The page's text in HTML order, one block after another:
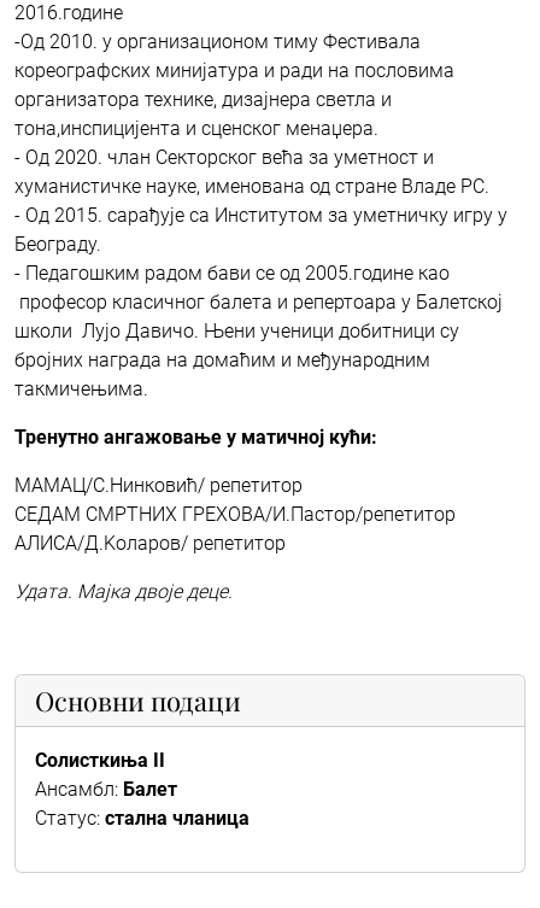
2016.године
-Од 2010. у организационом тиму Фестивала
кореографских минијатура и ради на пословима
организатора технике, дизајнера светла и
тона,инспицијента и сценског менаџера.
- Од 2020. члан Секторског већа за уметност и
хуманистичке науке, именована од стране Владе РС.
- Од 2015. сарађује са Институтом за уметничку игру у
Београду.
- Педагошким радом бави се од 2005.године као
професор класичног балета и репертоара у Балетској
школи Лујо Давичо. Њени ученици добитници су
бројних награда на домаћим и међународним
такмичењима.
Тренутно ангажовање у матичној кући:
МАМАЦ/С.Нинковић/ репетитор
СЕДАМ СМРТНИХ ГРЕХОВА/И.Пастор/репетитор
АЛИСА/Д.Kоларов/ репетитор
Удата. Мајка двоје деце.
Основни подаци
Солисткиња II
Ансамбл: Балет
Статус: стална чланица